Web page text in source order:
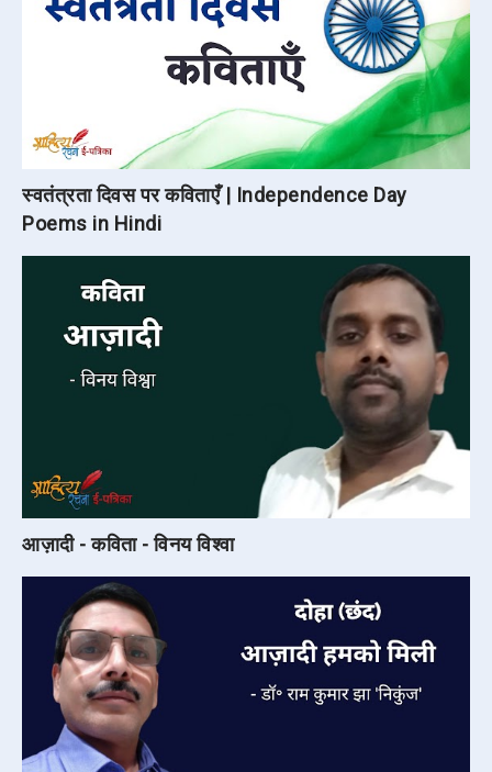
स्वतंत्रता दिवस पर कविताएँ | Independence Day
Poems in Hindi
आज़ादी - कविता - विनय विश्वा